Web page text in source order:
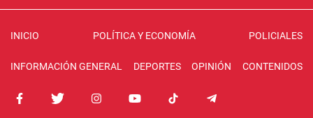
INICIO POLÍTICA Y ECONOMÍA POLICIALES
INFORMACIÓN GENERAL DEPORTES OPINIÓN CONTENIDOS